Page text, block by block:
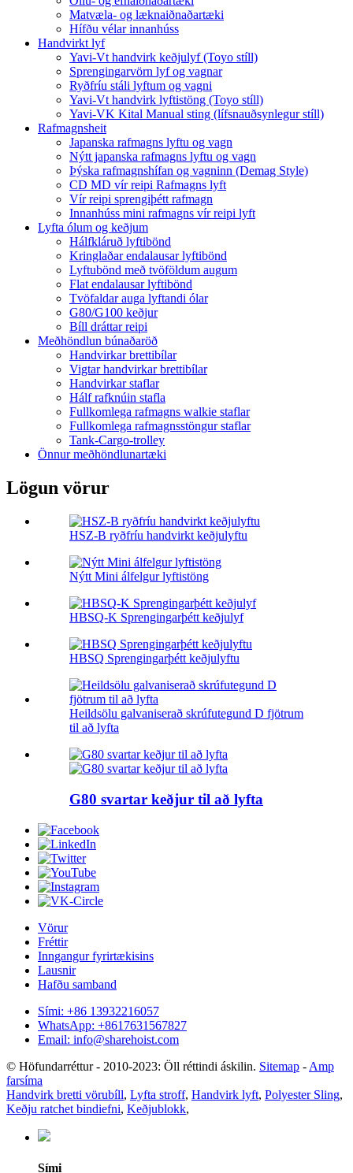
Matvæla- og læknaiðnaðartæki
Hífðu vélar innanhúss
Handvirkt lyf
Yavi-Vt handvirk keðjulyf (Toyo stíll)
Sprengingarvörn lyf og vagnar
Ryðfríu stáli lyftum og vagni
Yavi-Vt handvirk lyftistöng (Toyo stíll)
Yavi-VK Kital Manual sting (lífsnauðsynlegur stíll)
Rafmagnsheit
Japanska rafmagns lyftu og vagn
Nýtt japanska rafmagns lyftu og vagn
Þýska rafmagnshífan og vagninn (Demag Style)
CD MD vír reipi Rafmagns lyft
Vír reipi sprengiþétt rafmagn
Innanhúss mini rafmagns vír reipi lyft
Lyfta ólum og keðjum
Hálfkláruð lyftibönd
Kringlaðar endalausar lyftibönd
Lyftubönd með tvöföldum augum
Flat endalausar lyftibönd
Tvöfaldar auga lyftandi ólar
G80/G100 keðjur
Bíll dráttar reipi
Meðhöndlun búnaðaröð
Handvirkar brettibílar
Vigtar handvirkar brettibílar
Handvirkar staflar
Hálf rafknúin stafla
Fullkomlega rafmagns walkie staflar
Fullkomlega rafmagnsstöngur staflar
Tank-Cargo-trolley
Önnur meðhöndlunartæki
Lögun vörur
HSZ-B ryðfríu handvirkt keðjulyftu
Nýtt Mini álfelgur lyftistöng
HBSQ-K Sprengingarþétt keðjulyf
HBSQ Sprengingarþétt keðjulyftu
Heildsölu galvaniserað skrúfutegund D fjötrum
til að lyfta
G80 svartar keðjur til að lyfta
Vörur
Fréttir
Inngangur fyrirtækisins
Lausnir
Hafðu samband
Sími: +86 13932216057
WhatsApp: +8617631567827
Email: info@sharehoist.com
© Höfundarréttur - 2010-2023: Öll réttindi áskilin. Sitemap - Amp
farsíma
Handvirk bretti vörubíll, Lyfta stroff, Handvirk lyft, Polyester Sling,
Keðju ratchet bindiefni, Keðjublokk,
Sími